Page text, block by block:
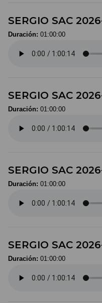
SERGIO SAC
Duración: 01:00:00
SERGIO SAC
Duración: 01:00:00
SERGIO SAC
Duración: 01:00:00
SERGIO SAC
Duración: 01:00:00